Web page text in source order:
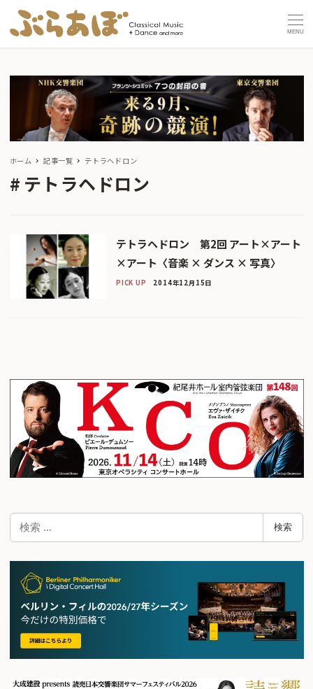
MENU
ホーム 記事一覧 テトラヘドロン
テトラヘドロン
テトラヘドロン 第2回 アート×アート
×アート〈音楽 × ダンス × 写真〉
PICK UP 2014年12月15日
検
検索